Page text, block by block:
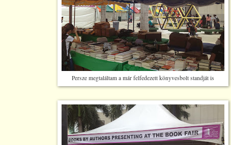
Persze megtaláltam a már felfedezett könyvesbolt standját is